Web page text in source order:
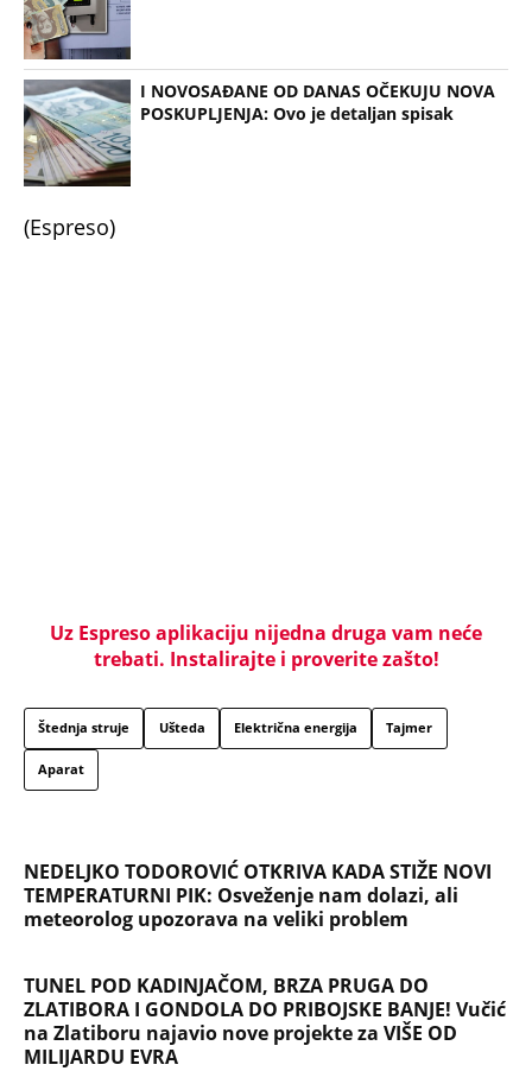
I NOVOSAĐANE OD DANAS OČEKUJU NOVA
POSKUPLJENJA: Ovo je detaljan spisak
(Espreso)
Uz Espreso aplikaciju nijedna druga vam neće
trebati. Instalirajte i proverite zašto!
Štednja struje Ušteda Električna energija Tajmer
Aparat
NEDELJKO TODOROVIĆ OTKRIVA KADA STIŽE NOVI
TEMPERATURNI PIK: Osveženje nam dolazi, ali
meteorolog upozorava na veliki problem
TUNEL POD KADINJAČOM, BRZA PRUGA DO
ZLATIBORA I GONDOLA DO PRIBOJSKE BANJE! Vučić
na Zlatiboru najavio nove projekte za VIŠE OD
MILIJARDU EVRA